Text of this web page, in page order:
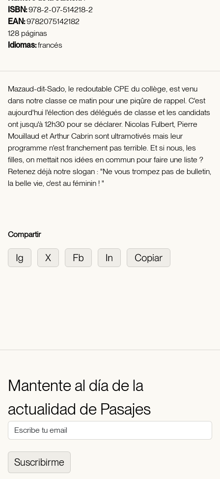
ISBN:978-2-07-514218-2
EAN:9782075142182
128 páginas
Idiomas:francés
Mazaud-dit-Sado, le redoutable CPE du collège, est venu
dans notre classe ce matin pour une piqûre de rappel. C'est
aujourd'hui l'élection des délégués de classe et les candidats
ont jusqu'à 12h30 pour se déclarer. Nicolas Fulbert, Pierre
Mouillaud et Arthur Cabrin sont ultramotivés mais leur
programme n'est franchement pas terrible. Et si nous, les
filles, on mettait nos idées en commun pour faire une liste ?
Retenez déjà notre slogan : "Ne vous trompez pas de bulletin,
la belle vie, c'est au féminin ! "
Compartir
Mantente al día de la
actualidad de Pasajes
Suscribirme